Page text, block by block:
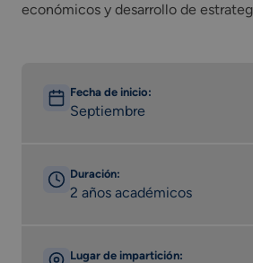
económicos y desarrollo de
Fecha de inicio:
Septiembre
Duración:
2 años académicos
Lugar de impartición: